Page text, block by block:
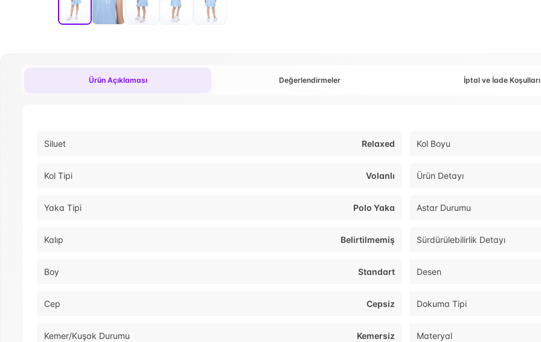
Ürün Açıklaması Değerlendirmeler İptal ve İade Koşulları
Siluet Relaxed Kol Boyu
Kol Tipi Volanlı Ürün Detayı
Yaka Tipi Polo Yaka Astar Durumu
Kalıp Belirtilmemiş Sürdürülebilirlik Detayı
Boy Standart Desen
Cep Cepsiz Dokuma Tipi
Kemer/Kuşak Durumu Kemersiz Materyal